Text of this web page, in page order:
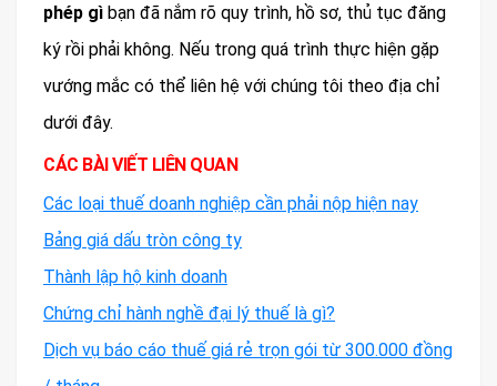
phép gì bạn đã nắm rõ quy trình, hồ sơ, thủ tục đăng
ký rồi phải không. Nếu trong quá trình thực hiện gặp
vướng mắc có thể liên hệ với chúng tôi theo địa chỉ
dưới đây.
CÁC BÀI VIẾT LIÊN QUAN
Các loại thuế doanh nghiệp cần phải nộp hiện nay
Bảng giá dấu tròn công ty
Thành lập hộ kinh doanh
Chứng chỉ hành nghề đại lý thuế là gì?
Dịch vụ báo cáo thuế giá rẻ trọn gói từ 300.000 đồng